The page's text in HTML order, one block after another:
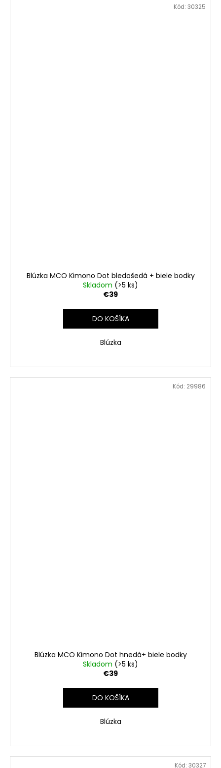
Blúzka MCO Kimono Dot bledošedá + biele bodky
Skladom (>5 ks)
€39
DO KOŠÍKA
Blúzka
Kód: 30325
Blúzka MCO Kimono Dot hnedá+ biele bodky
Skladom (>5 ks)
€39
DO KOŠÍKA
Blúzka
Kód: 29986
Kód: 30327